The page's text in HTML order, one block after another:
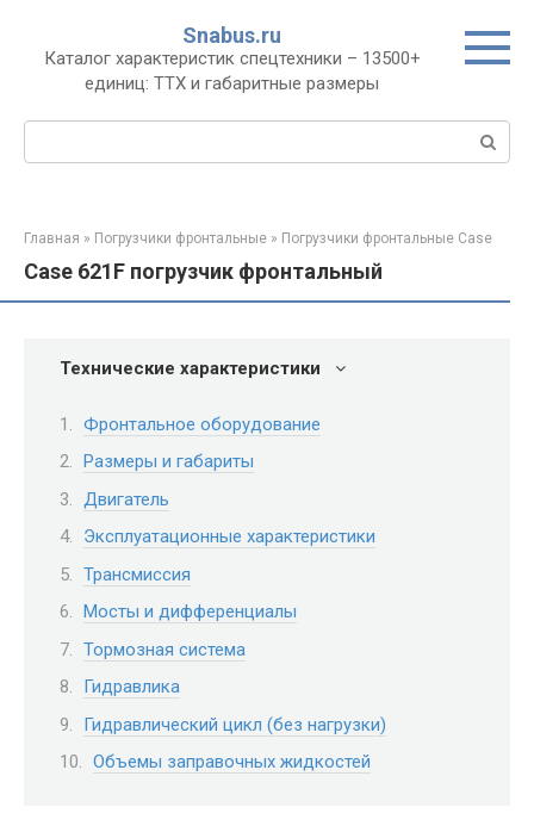
контенту
Snabus.ru
Каталог характеристик спецтехники – 13500+
единиц: ТТХ и габаритные размеры
Главная » Погрузчики фронтальные » Погрузчики фронтальные Case
Case 621F погрузчик фронтальный
Технические характеристики
Фронтальное оборудование
Размеры и габариты
Двигатель
Эксплуатационные характеристики
Трансмиссия
Мосты и дифференциалы
Тормозная система
Гидравлика
Гидравлический цикл (без нагрузки)
Объемы заправочных жидкостей